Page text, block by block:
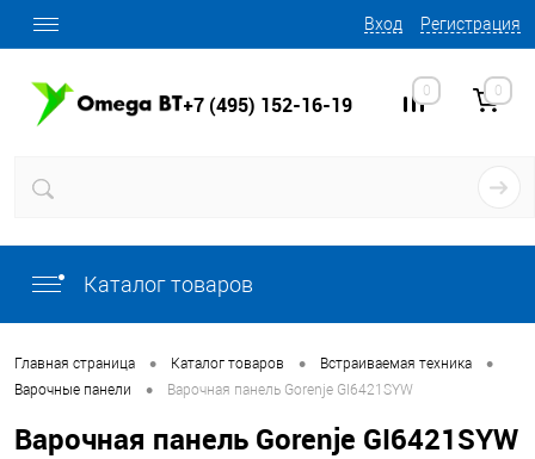
Вход Регистрация
+7 (495) 152-16-19
0 0
Каталог товаров
Главная страница • Каталог товаров • Встраиваемая техника •
Варочные панели • Варочная панель Gorenje GI6421SYW
Варочная панель Gorenje GI6421SYW